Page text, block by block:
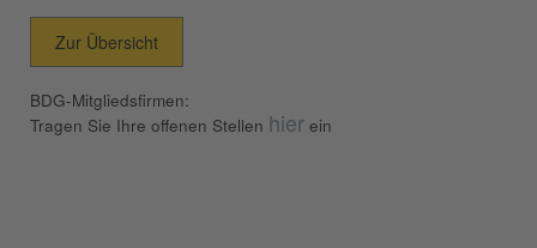
Zur Übersicht
BDG-Mitgliedsfirmen:
Tragen Sie Ihre offenen Stellen hier ein